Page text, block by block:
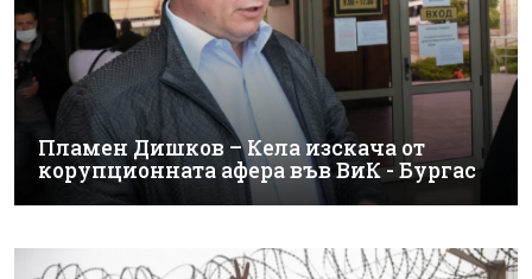
Пламен Дишков – Кела изскача от
корупционната афера във ВиК - Бургас